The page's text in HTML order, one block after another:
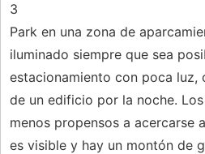
3
Park en una zona de
iluminado siempre que sea
estacionamiento con poca luz,
de un edificio por la noche.
menos propensos a acercarse
es visible y hay un montón de